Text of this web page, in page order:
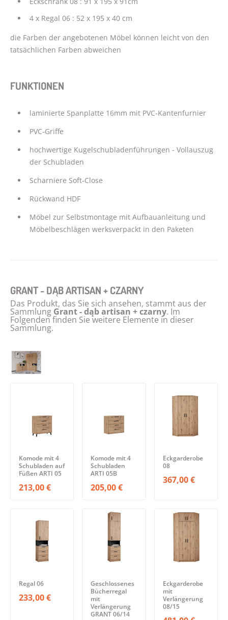
4 x Regal 06 : 52 x 195 x 40 cm
die Farben der angebotenen Möbel können leicht von den
tatsächlichen Farben abweichen
FUNKTIONEN
laminierte Spanplatte 16mm mit PVC-Kantenfurnier
PVC-Griffe
hochwertige Kugelschubladenführungen - Vollauszug
der Schubladen
Scharniere Soft-Close
Rückwand HDF
Möbel zur Selbstmontage mit Aufbauanleitung und
Möbelbeschlägen werksverpackt in den Paketen
GRANT - DĄB ARTISAN + CZARNY
Das Produkt, das Sie sich ansehen, stammt aus der
Sammlung Grant - dąb artisan + czarny. Im
Folgenden finden Sie weitere Elemente in dieser
Sammlung.
Komode mit 4
Schubladen auf
Füßen ARTI 05
213,00 €
Komode mit 4
Schubladen
ARTI 05B
205,00 €
Eckgarderobe
08
367,00 €
Regal 06
233,00 €
Geschlossenes
Bücherregal
mit
Verlängerung
GRANT 06/14
Eckgarderobe
mit
Verlängerung
08/15